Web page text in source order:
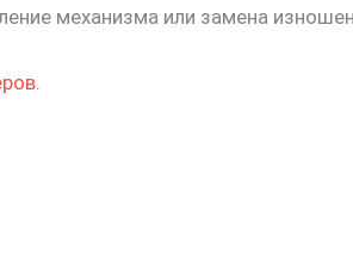
механизма или замена
.